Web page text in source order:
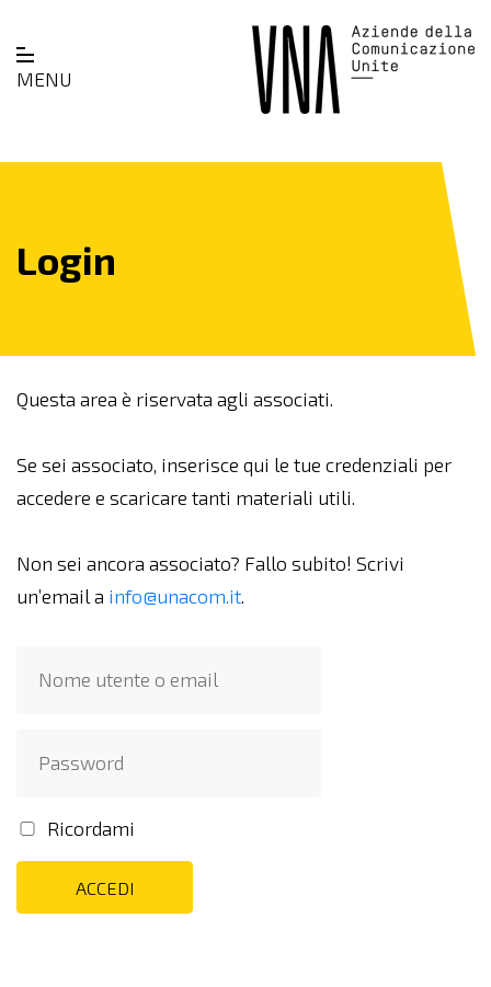
MENU
Login
Questa area è riservata agli associati.
Se sei associato, inserisce qui le tue credenziali per
accedere e scaricare tanti materiali utili.
Non sei ancora associato? Fallo subito! Scrivi
un’email a info@unacom.it.
Ricordami